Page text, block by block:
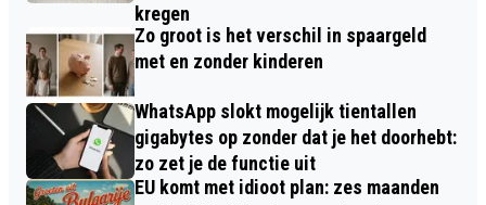
kregen
Zo groot is het verschil in spaargeld
met en zonder kinderen
WhatsApp slokt mogelijk tientallen
gigabytes op zonder dat je het doorhebt:
zo zet je de functie uit
EU komt met idioot plan: zes maanden